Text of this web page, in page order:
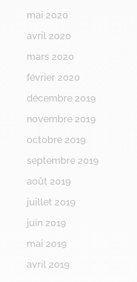
mai 2020
avril 2020
mars 2020
février 2020
décembre 2019
novembre 2019
octobre 2019
septembre 2019
août 2019
juillet 2019
juin 2019
mai 2019
avril 2019